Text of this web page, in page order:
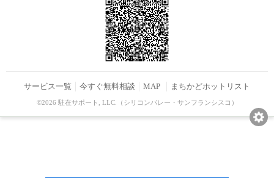
サービス一覧 今すぐ無料相談 MAP まちかどホットリスト
©2026 駐在サポート, LLC.（シリコンバレー・サンフランシスコ）